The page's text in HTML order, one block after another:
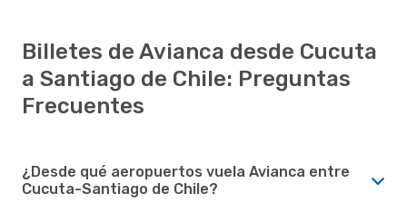
Billetes de Avianca desde Cucuta
a Santiago de Chile: Preguntas
Frecuentes
¿Desde qué aeropuertos vuela Avianca entre
Cucuta-Santiago de Chile?